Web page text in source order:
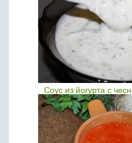
Соус из йогурта с